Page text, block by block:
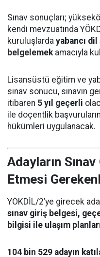
Sınav sonuçları;
kendi mevzuatında
kuruluşlarda yabancı dil
belgelemekamacıyla
Lisansüstü eğitim ve
sınav sonucu, sınavın
itibaren 5 yıl geçerli
ile doçentlik
hükümleri uygulanacak.
Adayların
Etmesi
YÖKDİL/2’ye girecek
sınav giriş belgesi,
bilgisi ile ulaşım
104 bin 529 adayın